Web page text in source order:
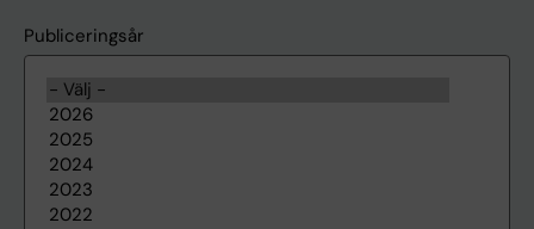
Publiceringsår